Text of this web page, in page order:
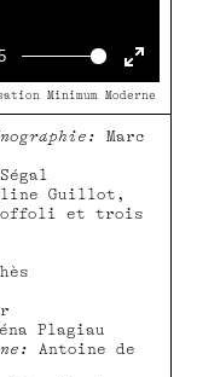
Enter
Minimum Moderne
Marc
Guillot,
Toffoli et trois
Plagiau
Antoine de